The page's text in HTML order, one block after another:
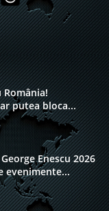
România!
putea bloca...
Enescu 2026
evenimente...